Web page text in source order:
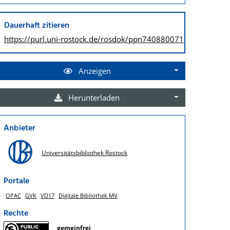
Dauerhaft zitieren
https://purl.uni-rostock.de/rosdok/ppn740880071
Anzeigen
Herunterladen
Anbieter
Universitätsbibliothek Rostock
Portale
OPAC GVK VD17 Digitale Bibliothek MV
Rechte
gemeinfrei